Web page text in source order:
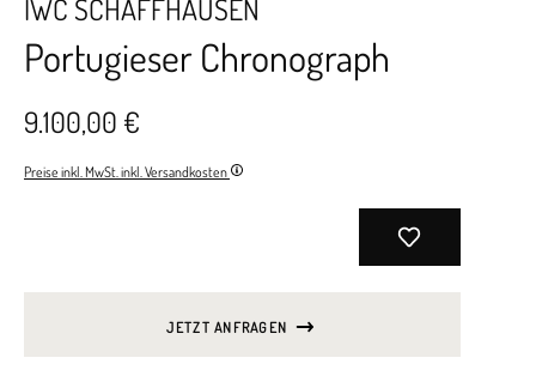
IWC SCHAFFHAUSEN
Portugieser Chronograph
9.100,00 €
Preise inkl. MwSt. inkl. Versandkosten
JETZT ANFRAGEN